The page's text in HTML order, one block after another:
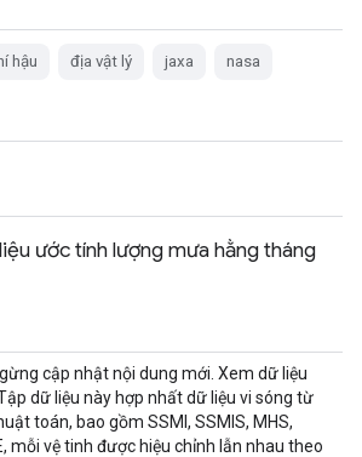
hậu địa vật lý jaxa nasa
ước tính lượng mưa hằng tháng
cập nhật nội dung mới. Xem dữ liệu
dữ liệu này hợp nhất dữ liệu vi sóng từ
toán, bao gồm SSMI, SSMIS, MHS,
mỗi vệ tinh được hiệu chỉnh lẫn nhau theo